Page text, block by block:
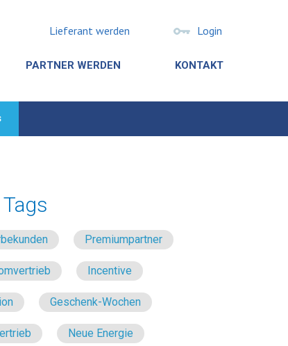
Lieferant werden Login
PARTNER WERDEN KONTAKT
Premiumpartner
Incentive
Geschenk-Wochen
Neue Energie